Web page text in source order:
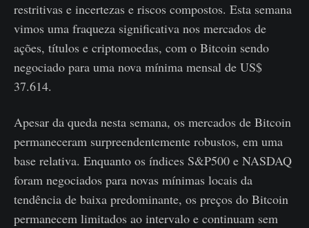
restritivas e incertezas e riscos compostos. Esta semana
vimos uma fraqueza significativa nos mercados de
ações, títulos e criptomoedas, com o Bitcoin sendo
negociado para uma nova mínima mensal de US$
37.614.
Apesar da queda nesta semana, os mercados de Bitcoin
permaneceram surpreendentemente robustos, em uma
base relativa. Enquanto os índices S&P500 e NASDAQ
foram negociados para novas mínimas locais da
tendência de baixa predominante, os preços do Bitcoin
permanecem limitados ao intervalo e continuam sem